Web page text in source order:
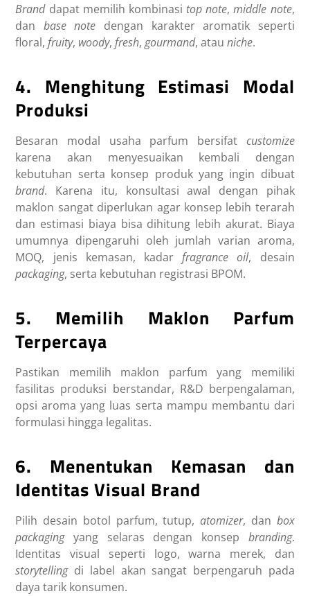
Branddapat memilih kombinasi top note,middle note,
dan base note dengan karakter aromatik seperti
floral,fruity, woody,fresh,gourmand, atauniche.
4. Menghitung Estimasi Modal
Produksi
Besaran modal usaha parfum bersifat customize
karena akan menyesuaikan kembali dengan
kebutuhan serta konsep produk yang ingin dibuat
brand. Karena itu, konsultasi awal dengan pihak
maklon sangat diperlukan agar konsep lebih terarah
dan estimasi biaya bisa dihitung lebih akurat. Biaya
umumnya dipengaruhi oleh jumlah varian aroma,
MOQ, jenis kemasan, kadarfragrance oil, desain
packaging, serta kebutuhan registrasi BPOM.
5. Memilih Maklon Parfum
Terpercaya
Pastikan memilih maklon parfum yang memiliki
fasilitas produksi berstandar, R&D berpengalaman,
opsi aroma yang luas serta mampu membantu dari
formulasi hingga legalitas.
6. Menentukan Kemasan dan
Identitas Visual Brand
Pilih desain botol parfum, tutup,atomizer, dan box
packagingyang selaras dengan konsep branding.
Identitas visual seperti logo, warna merek, dan
storytellingdi label akan sangat berpengaruh pada
daya tarik konsumen.